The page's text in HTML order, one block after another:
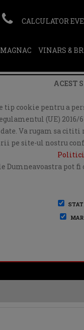
CALCULATOR
VINARS &
ACEST
cookie pentru a
(UE)
Va rugam sa
pe site-ul nostru
Dumneavoastra pot